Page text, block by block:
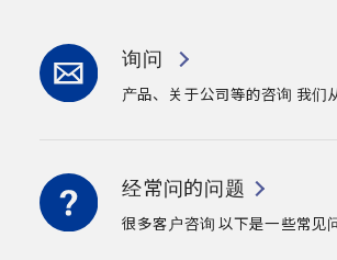
询问
产品、关于公司等的咨询 我们
经常问的问题
很多客户咨询 以下是一些常见